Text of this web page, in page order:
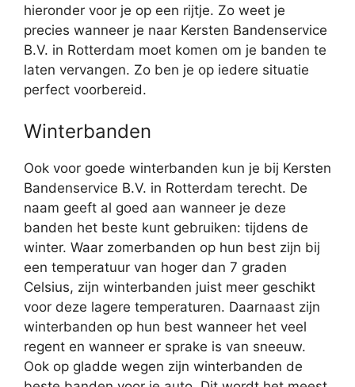
hieronder voor je op een rijtje. Zo weet je
precies wanneer je naar Kersten Bandenservice
B.V. in Rotterdam moet komen om je banden te
laten vervangen. Zo ben je op iedere situatie
perfect voorbereid.
Winterbanden
Ook voor goede winterbanden kun je bij Kersten
Bandenservice B.V. in Rotterdam terecht. De
naam geeft al goed aan wanneer je deze
banden het beste kunt gebruiken: tijdens de
winter. Waar zomerbanden op hun best zijn bij
een temperatuur van hoger dan 7 graden
Celsius, zijn winterbanden juist meer geschikt
voor deze lagere temperaturen. Daarnaast zijn
winterbanden op hun best wanneer het veel
regent en wanneer er sprake is van sneeuw.
Ook op gladde wegen zijn winterbanden de